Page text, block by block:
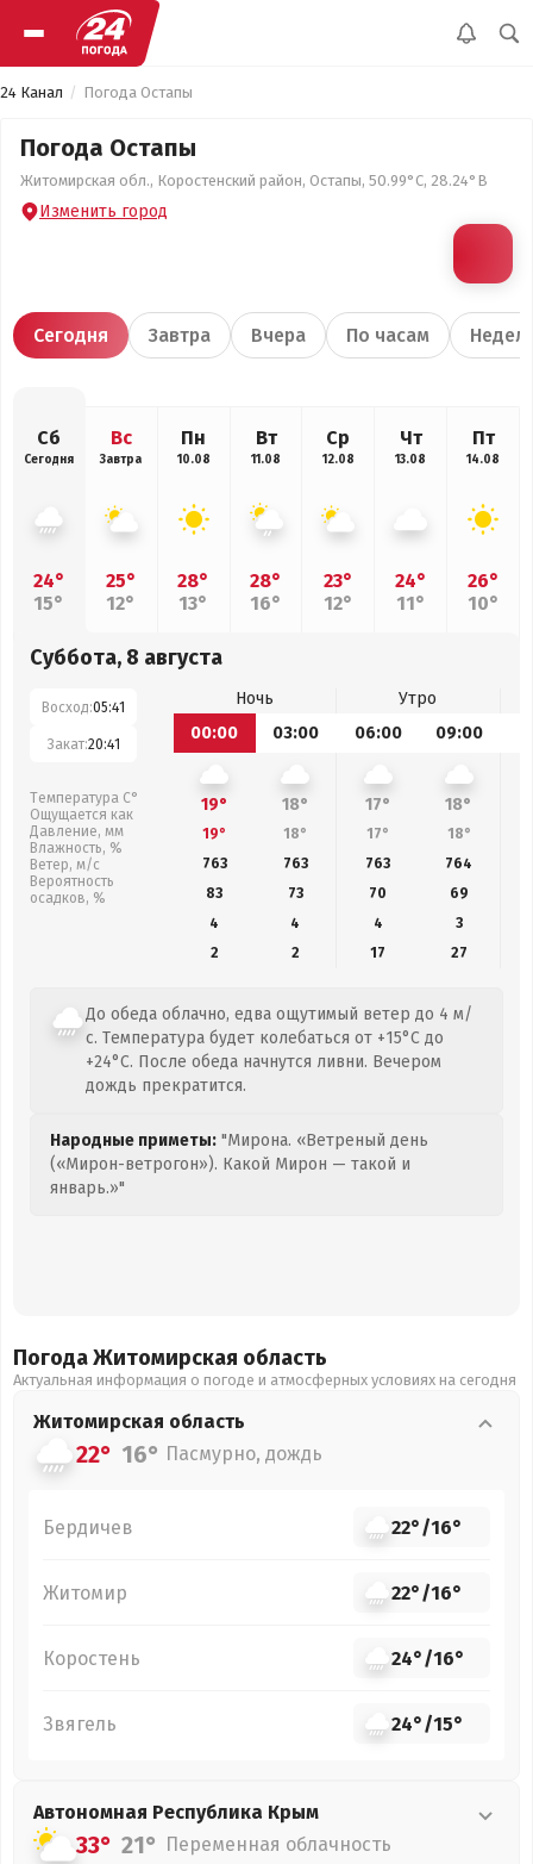
24 Канал Погода Остапы
Погода Остапы
Житомирская обл., Коростенский район, Остапы, 50.99°С, 28.24°В
Изменить город
Сегодня Завтра Вчера По часам
Сб
Сегодня
24°
15°
Вс
Завтра
25°
12°
Пн
10.08
28°
13°
Вт
11.08
28°
16°
Ср
12.08
23°
12°
Чт
13.08
24°
11°
Пт
14.08
26°
10°
Суббота, 8 августа
Восход:05:41
Закат:20:41
Температура С°
Ощущается как
Давление, мм
Влажность, %
Ветер, м/с
Вероятность
осадков, %
Ночь
Утро
00:00
03:00 06:00 09:00
19° 18° 17° 18°
19° 18° 17° 18°
763
763 763 764
83
73 70 69
4
4 4
3
2
2 17 27
До обеда облачно, едва ощутимый ветер до 4 м/
с. Температура будет колебаться от +15°C до
+24°C. После обеда начнутся ливни. Вечером
дождь прекратится.
Народные приметы: "Мирона. «Ветреный день
(«Мирон-ветрогон»). Какой Мирон — такой и
январь.»"
Погода Житомирская область
Актуальная информация о погоде и атмосферных условиях на сегодня
Житомирская область
22° 16° Пасмурно, дождь
Бердичев 22°/16°
Житомир 22°/16°
Коростень 24°/16°
Звягель 24°/15°
Автономная Республика Крым
33° 21° Переменная облачность